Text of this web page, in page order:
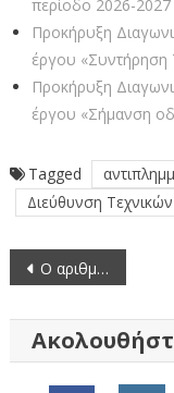
περίοδο 2026-2027
Προκήρυξη
έργου
Προκήρυξη
έργου «Σήμανση
Tagged
Διεύθυνση
Πλοήγηση
Ο αριθμός των ενεργών κρουσμάτων στην ΠΔΜ και την ΠΕ Γρεβενών από 18/8 ως 31/8/2021